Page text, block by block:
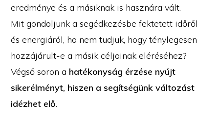
eredménye és a másiknak is hasznára vált.
Mit gondoljunk a segédkezésbe fektetett időről
és energiáról, ha nem tudjuk, hogy ténylegesen
hozzájárult-e a másik céljainak eléréséhez?
Végső soron a hatékonyság érzése nyújt
sikerélményt, hiszen a segítségünk változást
idézhet elő.